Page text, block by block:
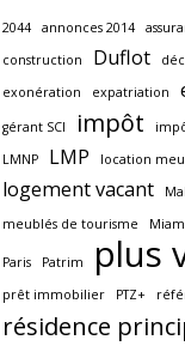
2044 annonces 2014
construction
Duflot
exonération
expatriation
gérant SCI impôt
LMNP LMP location
logement vacant
meublés de tourisme
Paris Patrim plus
prêt immobilier
PTZ+
résidence